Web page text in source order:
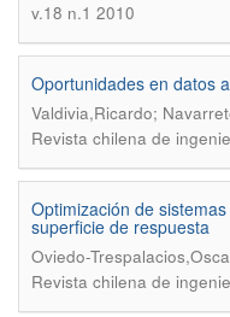
v.18 n.1 2010
Oportunidades en datos
Valdivia,Ricardo;
Revista chilena de
Optimización de
superficie de respuesta
Oviedo-
Revista chilena de